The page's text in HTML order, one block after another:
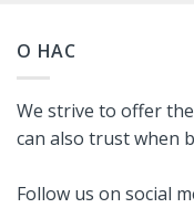
О НАС
We strive to offer
can also trust when
Follow us on social